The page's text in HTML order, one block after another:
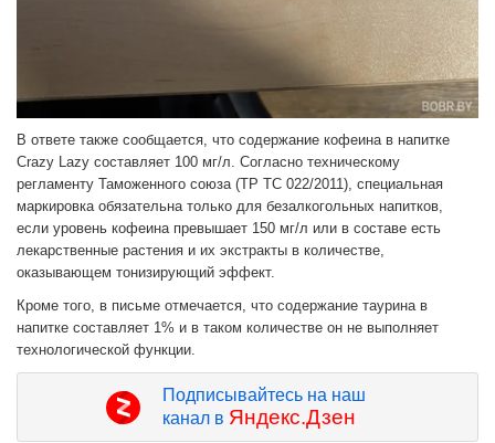
В ответе также сообщается, что содержание кофеина в напитке
Crazy Lazy составляет 100 мг/л. Согласно техническому
регламенту Таможенного союза (TP TC 022/2011), специальная
маркировка обязательна только для безалкогольных напитков,
если уровень кофеина превышает 150 мг/л или в составе есть
лекарственные растения и их экстракты в количестве,
оказывающем тонизирующий эффект.
Кроме того, в письме отмечается, что содержание таурина в
напитке составляет 1% и в таком количестве он не выполняет
технологической функции.
Подписывайтесь на наш
канал в Яндекс.Дзен